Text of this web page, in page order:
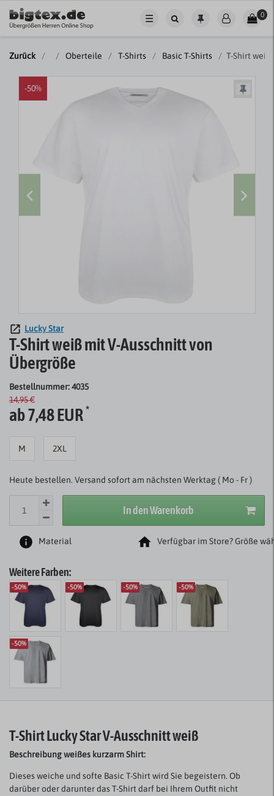
☰ 0
Zurück Oberteile T-Shirts Basic T-Shirts T-Shirt
-50%
Lucky Star
T-Shirt weiß mit V-Ausschnitt von
Übergröße
Bestellnummer: 4035
14,95 €
ab 7,48 EUR*
M 2XL
Heute bestellen. Versand sofort am nächsten Werktag ( Mo - Fr )
In den Warenkorb
Material Verfügbar im Store? Größe
Weitere Farben:
-50% -50% -50% -50%
-50%
T-Shirt Lucky Star V-Ausschnitt weiß
Beschreibung weißes kurzarm Shirt:
Dieses weiche und softe Basic T-Shirt wird Sie begeistern. Ob
darüber oder darunter das T-Shirt darf bei Ihrem Outfit nicht